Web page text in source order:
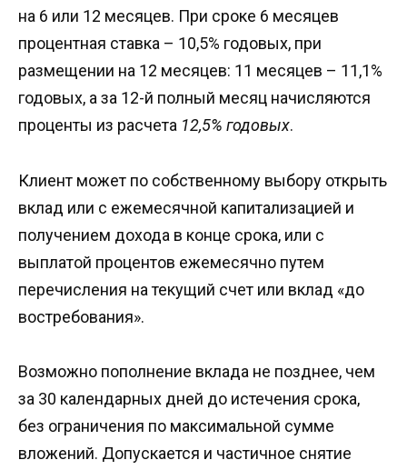
на 6 или 12 месяцев. При сроке 6 месяцев
процентная ставка – 10,5% годовых, при
размещении на 12 месяцев: 11 месяцев – 11,1%
годовых, а за 12-й полный месяц начисляются
проценты из расчета 12,5% годовых.
Клиент может по собственному выбору открыть
вклад или с ежемесячной капитализацией и
получением дохода в конце срока, или с
выплатой процентов ежемесячно путем
перечисления на текущий счет или вклад «до
востребования».
Возможно пополнение вклада не позднее, чем
за 30 календарных дней до истечения срока,
без ограничения по максимальной сумме
вложений. Допускается и частичное снятие